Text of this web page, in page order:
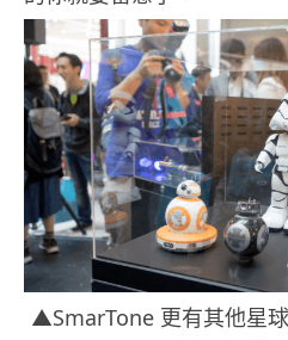
▲SmarTone 更有其他星